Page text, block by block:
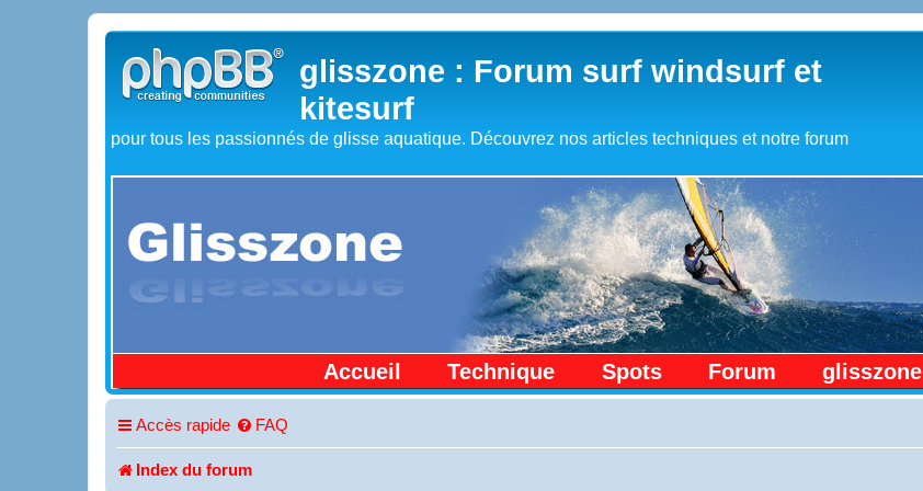
glisszone : Forum surf windsurf et
kitesurf
pour tous les passionnés de glisse aquatique. Découvrez nos articles techniques et notre forum
Accueil Technique Spots Forum glisszone
Accès rapide FAQ
Index du forum